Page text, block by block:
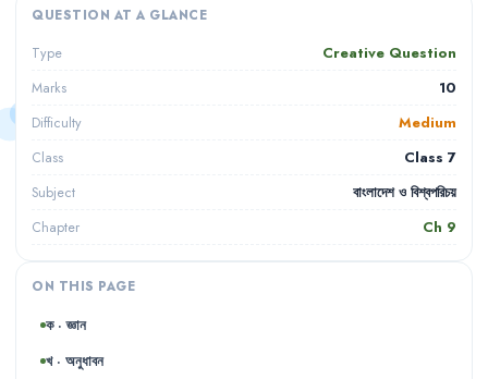
QUESTION AT A GLANCE
Type Creative Question
Marks 10
Difficulty Medium
Class Class 7
Subject বাংলাদেশ ও বিশ্বপরিচয়
Chapter Ch 9
ON THIS PAGE
ক · জ্ঞান
খ · অনুধাবন